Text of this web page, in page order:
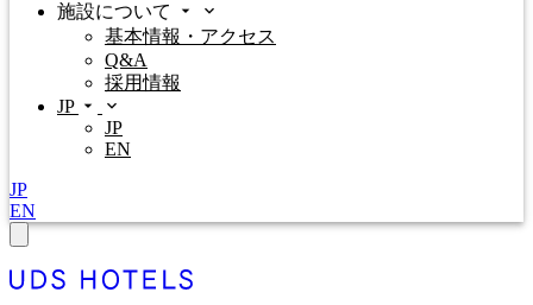
施設について
基本情報・アクセス
Q&A
採用情報
JP
JP
EN
JP
EN